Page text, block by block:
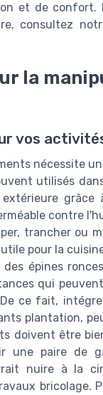
et de confort.
consultez
la
vos
nécessite
utilisés
grâce
contre
trancher ou
pour la
épines
qui
ce fait,
plantation,
doivent être
une paire de
nuire à la
bricolage.